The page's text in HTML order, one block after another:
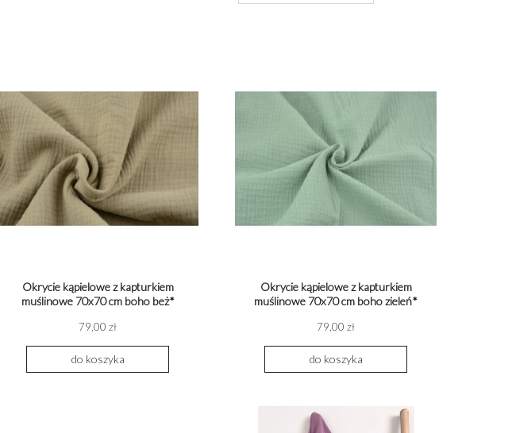
Okrycie kąpielowe z kapturkiem
muślinowe 70x70 cm boho beż*
79,00 zł
do koszyka
Okrycie kąpielowe z kapturkiem
muślinowe 70x70 cm boho zieleń*
79,00 zł
do koszyka